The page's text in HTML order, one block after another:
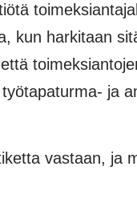
kun harkitaan
ja
vastaan, ja